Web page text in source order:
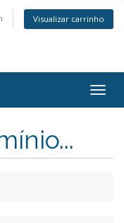
Visualizar carrinho